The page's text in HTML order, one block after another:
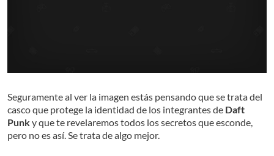
Seguramente al ver la imagen estás pensando que se trata del
casco que protege la identidad de los integrantes de Daft
Punky que te revelaremos todos los secretos que esconde,
pero no es así. Se trata de algo mejor.